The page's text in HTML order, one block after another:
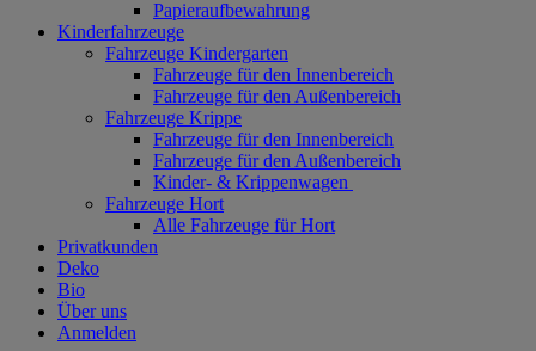
Papieraufbewahrung
Kinderfahrzeuge
Fahrzeuge Kindergarten
Fahrzeuge für den Innenbereich
Fahrzeuge für den Außenbereich
Fahrzeuge Krippe
Fahrzeuge für den Innenbereich
Fahrzeuge für den Außenbereich
Kinder- & Krippenwagen
Fahrzeuge Hort
Alle Fahrzeuge für Hort
Privatkunden
Deko
Bio
Über uns
Anmelden